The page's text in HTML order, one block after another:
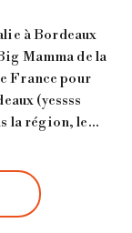
à Bordeaux
Mamma de la
France pour
(yessss
la région, le…